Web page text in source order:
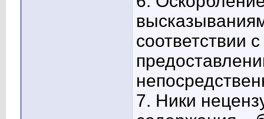
соответствии
7. Ники